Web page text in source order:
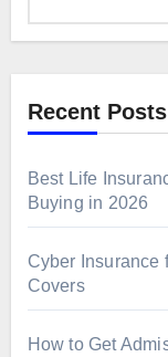
Recent Posts
Best Life
Buying in 2026
Cyber Insurance
Covers
How to Get